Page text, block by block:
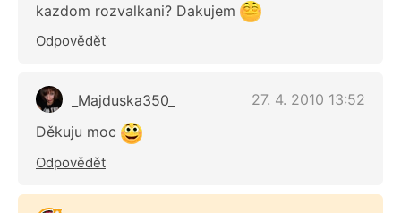
kazdom rozvalkani? Dakujem
Odpovědět
_Majduska350_
27. 4. 2010 13:52
Děkuju moc
Odpovědět